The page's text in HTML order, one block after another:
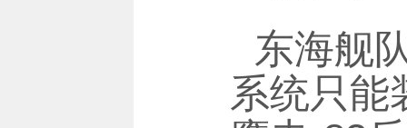
东海舰
系统只能